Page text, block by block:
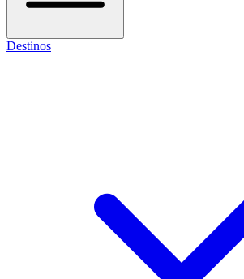
Destinos